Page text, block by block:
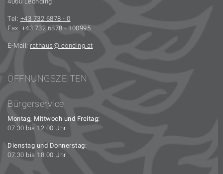
Tel: +43 732 6878 - 0
Fax: +43 732 6878 - 100995
E-Mail: rathaus leonding.at
ÖFFNUNGSZEITEN
Bürgerservice
Montag, Mittwoch und Freitag:
07:30 bis 12:00 Uhr
Dienstag und Donnerstag:
07:30 bis 18:00 Uhr